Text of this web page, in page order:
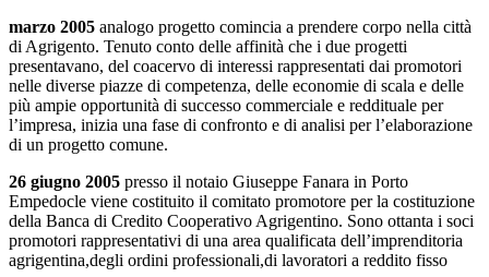
marzo 2005 analogo progetto comincia a prendere corpo nella città
di Agrigento. Tenuto conto delle affinità che i due progetti
presentavano, del coacervo di interessi rappresentati dai promotori
nelle diverse piazze di competenza, delle economie di scala e delle
più ampie opportunità di successo commerciale e reddituale per
l’impresa, inizia una fase di confronto e di analisi per l’elaborazione
di un progetto comune.
26 giugno 2005 presso il notaio Giuseppe Fanara in Porto
Empedocle viene costituito il comitato promotore per la costituzione
della Banca di Credito Cooperativo Agrigentino. Sono ottanta i soci
promotori rappresentativi di una area qualificata dell’imprenditoria
agrigentina,degli ordini professionali,di lavoratori a reddito fisso